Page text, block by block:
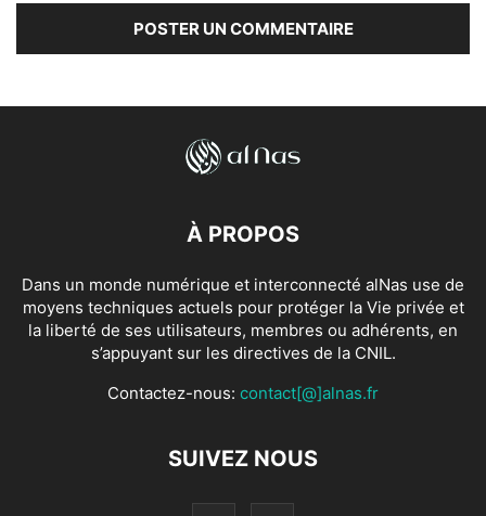
À PROPOS
Dans un monde numérique et interconnecté alNas use de
moyens techniques actuels pour protéger la Vie privée et
la liberté de ses utilisateurs, membres ou adhérents, en
s’appuyant sur les directives de la CNIL.
Contactez-nous: contact[@]alnas.fr
SUIVEZ NOUS